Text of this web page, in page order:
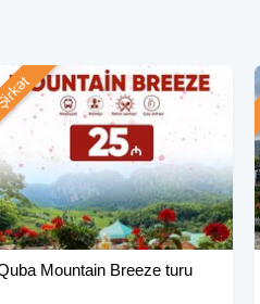
Parkı)
08:10
Mountain Breeze turu